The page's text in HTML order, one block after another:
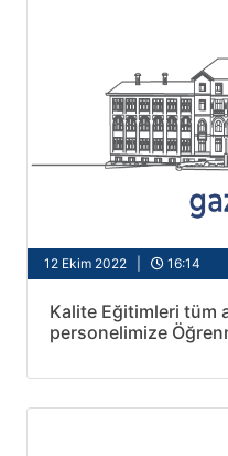
12 Ekim 2022 | 16:14
Kalite Eğitimleri tüm
personelimize